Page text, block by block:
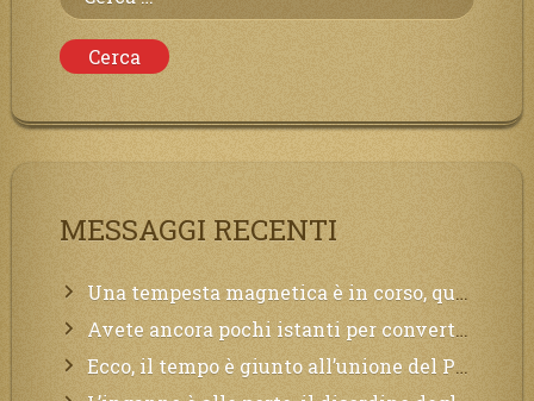
per:
MESSAGGI RECENTI
Una tempesta magnetica è in corso, questa generazione patirà. Il black out non tarderà ad arrivare e tutta la Terra sarà oscurata.
Avete ancora pochi istanti per convertirvi, non perdete tempo, la sciagura arriverà all’improvviso e per chi non si sarà preparato saranno dolori.
Ecco, il tempo è giunto all’unione del Padre con il figlio, non avete che da attendere pochissimo.